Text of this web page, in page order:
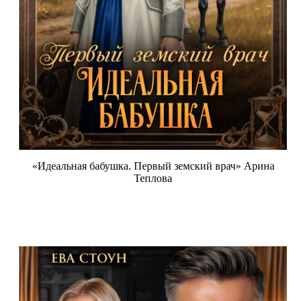
«Идеальная бабушка. Первый земский врач» Арина
Теплова